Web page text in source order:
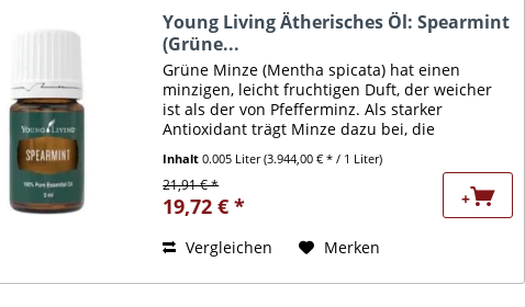
Young Living Ätherisches Öl: Spearmint
(Grüne...
Grüne Minze (Mentha spicata) hat einen
minzigen, leicht fruchtigen Duft, der weicher
ist als der von Pfefferminz. Als starker
Antioxidant trägt Minze dazu bei, die
zu unterstützen, und kann...
Inhalt0.005 Liter(3.944,00 € * / 1 Liter)
21,91 € *
19,72 € * +
Vergleichen Merken